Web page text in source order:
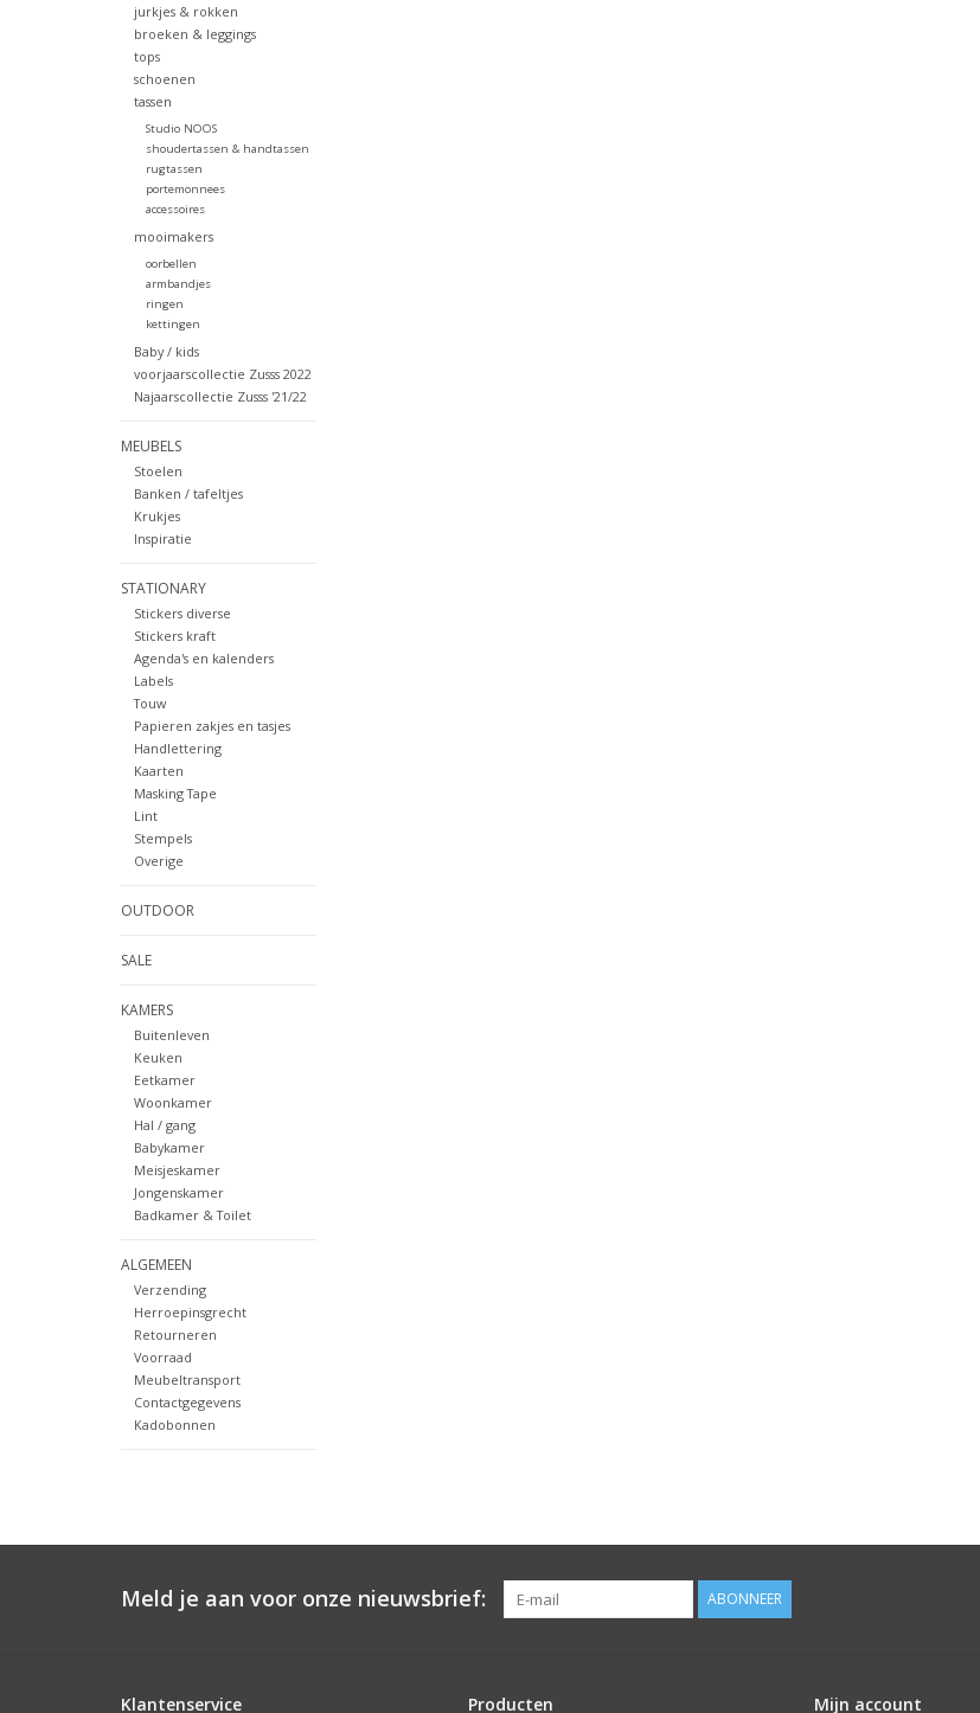
jurkjes & rokken
broeken & leggings
tops
schoenen
tassen
Studio NOOS
shoudertassen & handtassen
rugtassen
portemonnees
accessoires
mooimakers
oorbellen
armbandjes
ringen
kettingen
Baby / kids
voorjaarscollectie Zusss 2022
Najaarscollectie Zusss '21/22
MEUBELS
Stoelen
Banken / tafeltjes
Krukjes
Inspiratie
STATIONARY
Stickers diverse
Stickers kraft
Agenda's en kalenders
Labels
Touw
Papieren zakjes en tasjes
Handlettering
Kaarten
Masking Tape
Lint
Stempels
Overige
OUTDOOR
SALE
KAMERS
Buitenleven
Keuken
Eetkamer
Woonkamer
Hal / gang
Babykamer
Meisjeskamer
Jongenskamer
Badkamer & Toilet
ALGEMEEN
Verzending
Herroepinsgrecht
Retourneren
Voorraad
Meubeltransport
Contactgegevens
Kadobonnen
Meld je aan voor onze nieuwsbrief: ABONNEER
Klantenservice Producten Mijn account